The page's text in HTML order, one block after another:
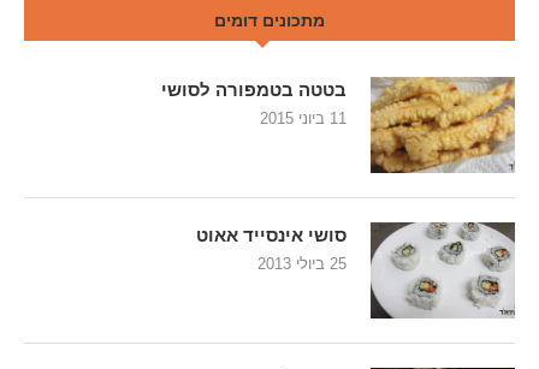
מתכונים דומים
בטטה בטמפורה לסושי
11 ביוני 2015
סושי אינסייד אאוט
25 ביולי 2013